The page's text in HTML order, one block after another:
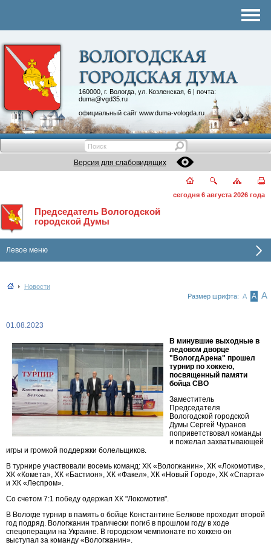
160000, г. Вологда, ул. Козленская, 6 | почта:
duma@vgd35.ru
официальный сайт www.duma-vologda.ru
Контакты
Депутатские объединения
Версия для слабовидящих
сегодня 6 августа 2026 года
Председатель Вологодской
городской Думы
Левое меню
Новости
Размер шрифта: А А А
01.08.2023
В минувшие выходные в
ледовом дворце
"ВологдАрена" прошел
турнир по хоккею,
посвященный памяти
бойца СВО
Заместитель
Председателя
Вологодской городской
Думы Сергей Чуранов
поприветствовал команды
и пожелал захватывающей
игры и громкой поддержки болельщиков.
В турнире участвовали восемь команд: ХК «Вологжанин», ХК «Локомотив»,
ХК «Комета», ХК «Бастион», ХК «Факел», ХК «Новый Город», ХК «Спарта»
и ХК «Леспром».
Со счетом 7:1 победу одержал ХК "Локомотив".
В Вологде турнир в память о бойце Константине Белкове проходит второй
год подряд. Вологжанин трагически погиб в прошлом году в ходе
спецоперации на Украине. В городском чемпионате по хоккею он
выступал за команду «Вологжанин».